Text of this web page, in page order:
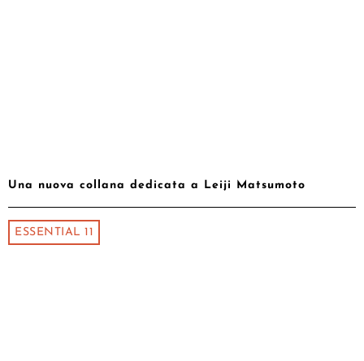
Una nuova collana dedicata a Leiji Matsumoto
ESSENTIAL 11